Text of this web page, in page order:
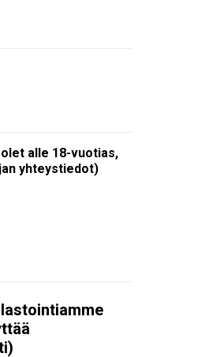
alle 18-vuotias,
yhteystiedot)